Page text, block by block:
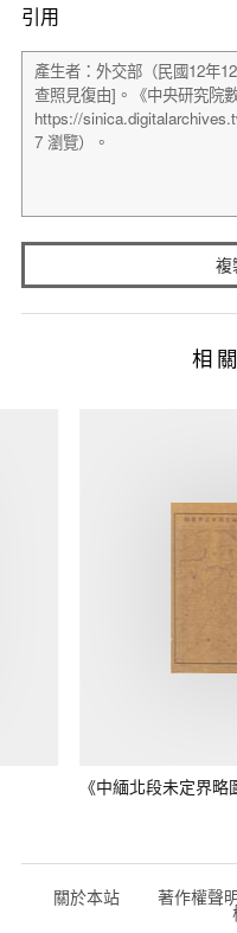
引用
複
相
《中緬北段未定界略
關於本站 著作權聲